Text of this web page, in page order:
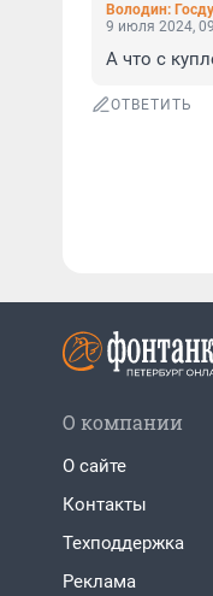
Володин:
9 июля 2024,
А что с
ОТВЕТИТЬ
О компании
О сайте
Контакты
Техподдержка
Реклама